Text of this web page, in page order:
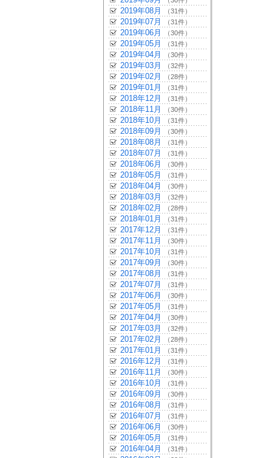
2019年08月 （31件）
2019年07月 （31件）
2019年06月 （30件）
2019年05月 （31件）
2019年04月 （30件）
2019年03月 （32件）
2019年02月 （28件）
2019年01月 （31件）
2018年12月 （31件）
2018年11月 （30件）
2018年10月 （31件）
2018年09月 （30件）
2018年08月 （31件）
2018年07月 （31件）
2018年06月 （30件）
2018年05月 （31件）
2018年04月 （30件）
2018年03月 （32件）
2018年02月 （28件）
2018年01月 （31件）
2017年12月 （31件）
2017年11月 （30件）
2017年10月 （31件）
2017年09月 （30件）
2017年08月 （31件）
2017年07月 （31件）
2017年06月 （30件）
2017年05月 （31件）
2017年04月 （30件）
2017年03月 （32件）
2017年02月 （28件）
2017年01月 （31件）
2016年12月 （31件）
2016年11月 （30件）
2016年10月 （31件）
2016年09月 （30件）
2016年08月 （31件）
2016年07月 （31件）
2016年06月 （30件）
2016年05月 （31件）
2016年04月 （31件）